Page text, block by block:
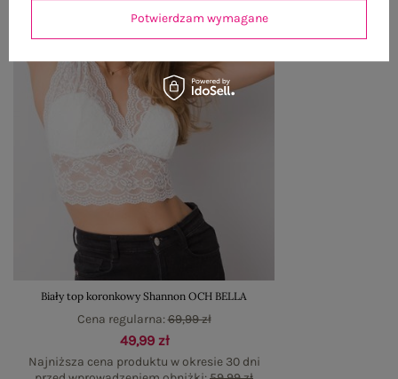
Biały top koronkowy Shannon OCH BELLA
49,99 zł
Najniższa cena produktu w okresie 30 dni
Cena regularna:69,99 zł
Potwierdzam wymagane